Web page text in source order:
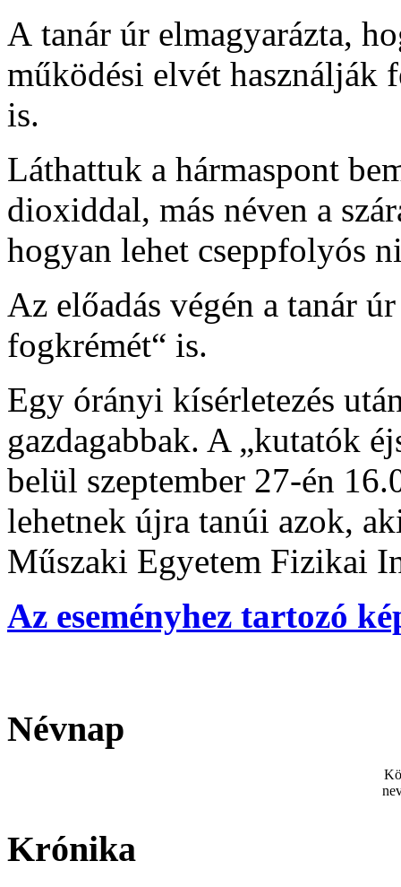
A tanár úr elmagyarázta,
működési elvét használják
is.
Láthattuk a hármaspont
dioxiddal, más néven a
hogyan lehet cseppfolyós
Az előadás végén a tanár
fogkrémét“ is.
Egy órányi kísérletezés
gazdagabbak. A „kutatók
belül szeptember 27-én
lehetnek újra tanúi azok,
Műszaki Egyetem Fizikai
Az eseményhez tartozó
Névnap
Krónika